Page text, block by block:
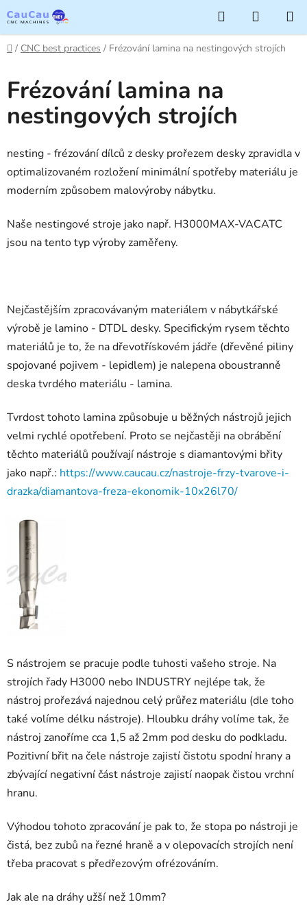
na
obsah
Hledat
KOŠÍK
Domů
/ CNC best practices / Frézování lamina na nestingových strojích
Frézování lamina na
nestingových strojích
nesting - frézování dílců z desky prořezem desky zpravidla v
optimalizovaném rozložení minimální spotřeby materiálu je
moderním způsobem malovýroby nábytku.
Naše nestingové stroje jako např. H3000MAX-VACATC
jsou na tento typ výroby zaměřeny.
Nejčastějším zpracovávaným materiálem v nábytkářské
výrobě je lamino - DTDL desky. Specifickým rysem těchto
materiálů je to, že na dřevotřískovém jádře (dřevěné piliny
spojované pojivem - lepidlem) je nalepena oboustranně
deska tvrdého materiálu - lamina.
Tvrdost tohoto lamina způsobuje u běžných nástrojů jejich
velmi rychlé opotřebení. Proto se nejčastěji na obrábění
těchto materiálů používají nástroje s diamantovými břity
jako např.: https://www.caucau.cz/nastroje-frzy-tvarove-i-
drazka/diamantova-freza-ekonomik-10x26l70/
S nástrojem se pracuje podle tuhosti vašeho stroje. Na
strojích řady H3000 nebo INDUSTRY nejlépe tak, že
nástroj prořezává najednou celý průřez materiálu (dle toho
také volíme délku nástroje). Hloubku dráhy volíme tak, že
nástroj zanoříme cca 1,5 až 2mm pod desku do podkladu.
Pozitivní břit na čele nástroje zajistí čistotu spodní hrany a
zbývající negativní část nástroje zajistí naopak čistou vrchní
hranu.
Výhodou tohoto zpracování je pak to, že stopa po nástroji je
čistá, bez zubů na řezné hraně a v olepovacích strojích není
třeba pracovat s předřezovým ofrézováním.
Jak ale na dráhy užší než 10mm?